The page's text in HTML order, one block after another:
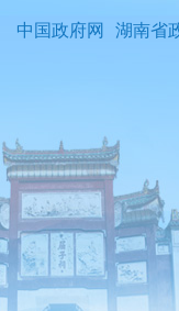
中国政府网 湖南省